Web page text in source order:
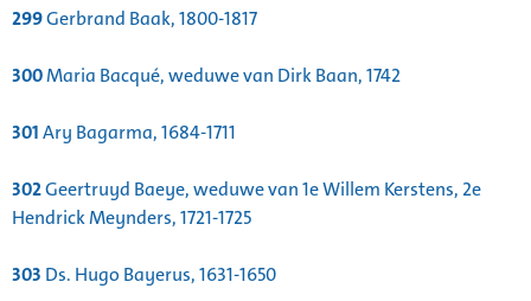
299Gerbrand Baak, 1800-1817
300Maria Bacqué, weduwe van Dirk Baan, 1742
301Ary Bagarma, 1684-1711
302Geertruyd Baeye, weduwe van 1e Willem Kerstens, 2e
Hendrick Meynders, 1721-1725
303 Ds. Hugo Bayerus, 1631-1650